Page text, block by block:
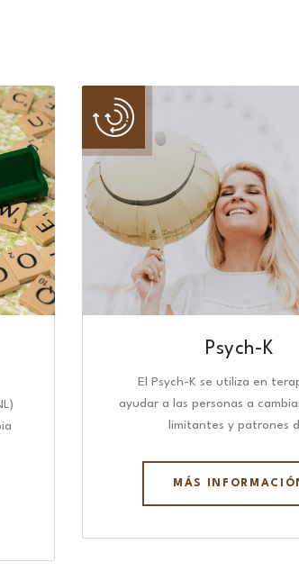
Psych-K
El Psych-K se utiliza en
ayudar a las personas a
limitantes y patrones
MÁS